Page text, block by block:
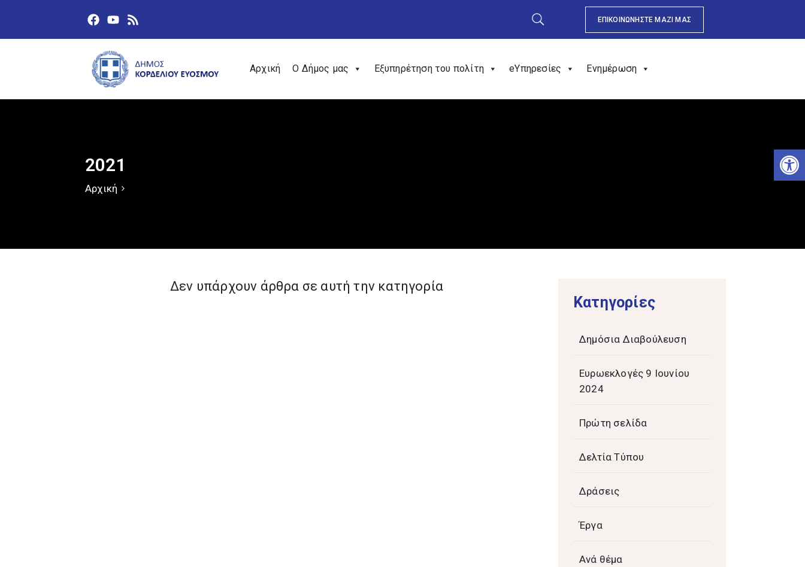
ΕΠΙΚΟΙΝΩΝΗΣΤΕ ΜΑΖΙ ΜΑΣ
Αρχική Ο Δήμος μας Εξυπηρέτηση του πολίτη eΥπηρεσίες Ενημέρωση
2021
Αρχική
Δεν υπάρχουν άρθρα σε αυτή την κατηγορία
Kατηγορίες
Δημόσια Διαβούλευση
Ευρωεκλογές 9 Ιουνίου
2024
Πρώτη σελίδα
Δελτία Τύπου
Δράσεις
Έργα
Ανά θέμα